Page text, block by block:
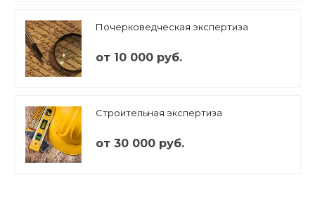
Почерковедческая экспертиза
от 10 000 руб.
Строительная экспертиза
от 30 000 руб.